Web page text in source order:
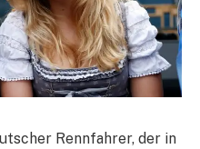
Rennfahrer, der in